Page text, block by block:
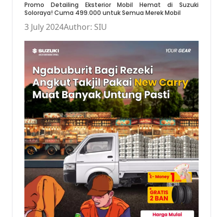
Promo Detailing Eksterior Mobil Hemat di Suzuki
Soloraya! Cuma 499.000 untuk Semua Merek Mobil
3 July 2024Author: SIU